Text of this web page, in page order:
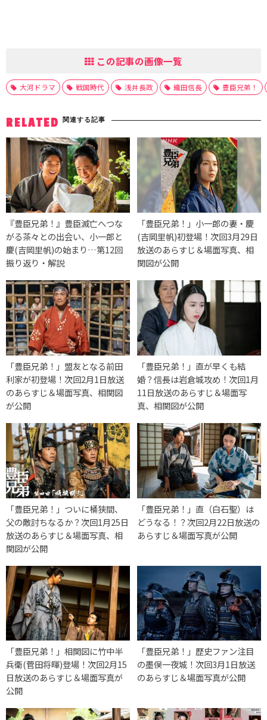
この記事の画像一覧
大河ドラマ 戦国時代 浅井長政 織田信長 豊臣兄弟！
RELATED 関連する記事
『豊臣兄弟！』豊臣滅亡へつな
がる茶々との出会い、小一郎と
慶(吉岡里帆)の始まり…第12回
振り返り・解説
「豊臣兄弟！」小一郎の妻・慶
(吉岡里帆)初登場！次回3月29日
放送のあらすじ＆場面写真、相
関図が公開
「豊臣兄弟！」盟友となる前田
利家が初登場！次回2月1日放送
のあらすじ＆場面写真、相関図
が公開
「豊臣兄弟！」直が早くも結
婚？信長は岩倉城攻め！次回1月
11日放送のあらすじ＆場面写
真、相関図が公開
「豊臣兄弟！」ついに桶狭間、
父の敵討ちなるか？次回1月25日
放送のあらすじ＆場面写真、相
関図が公開
「豊臣兄弟！」直（白石聖）は
どうなる！？次回2月22日放送の
あらすじ＆場面写真が公開
「豊臣兄弟！」相関図に竹中半
兵衛(菅田将暉)登場！次回2月15
日放送のあらすじ＆場面写真が
公開
「豊臣兄弟！」歴史ファン注目
の墨俣一夜城！次回3月1日放送
のあらすじ＆場面写真が公開